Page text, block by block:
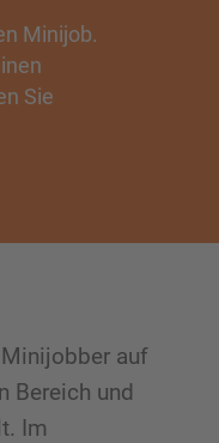
Minijob.
Sie
auf
Bereich und
Im